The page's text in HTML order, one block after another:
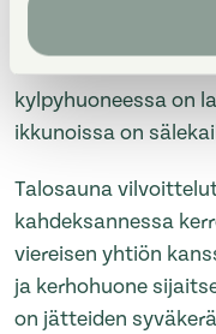
parvekkeet.
kylpyhuoneessa on
ikkunoissa on
Talosauna
kahdeksannessa
viereisen yhtiön
ja kerhohuone
on jätteiden